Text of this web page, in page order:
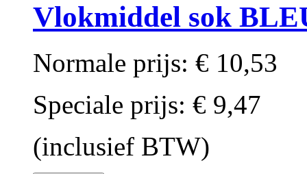
Vlokmiddel sok
Normale prijs: € 10,53
Speciale prijs: € 9,47
(inclusief BTW)